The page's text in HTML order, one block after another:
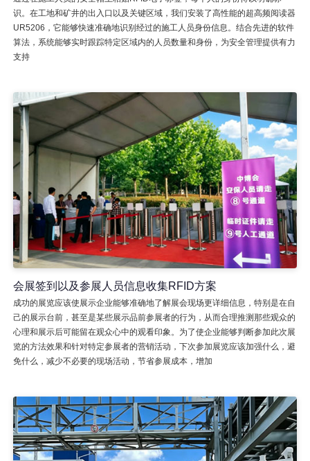
识。在工地和矿井的出入口以及关键区域，我们安装了高性能的超高频阅读器
UR5206，它能够快速准确地识别经过的施工人员身份信息。结合先进的软件
算法，系统能够实时跟踪特定区域内的人员数量和身份，为安全管理提供有力
支持
会展签到以及参展人员信息收集RFID方案
成功的展览应该使展示企业能够准确地了解展会现场更详细信息，特别是在自
己的展示台前，甚至是某些展示品前参展者的行为，从而合理推测那些观众的
心理和展示后可能留在观众心中的观看印象。为了使企业能够判断参加此次展
览的方法效果和针对特定参展者的营销活动，下次参加展览应该加强什么，避
免什么，减少不必要的现场活动，节省参展成本，增加